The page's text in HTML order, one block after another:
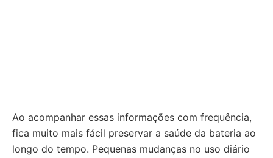
Ao acompanhar essas informações com frequência,
fica muito mais fácil preservar a saúde da bateria ao
longo do tempo. Pequenas mudanças no uso diário